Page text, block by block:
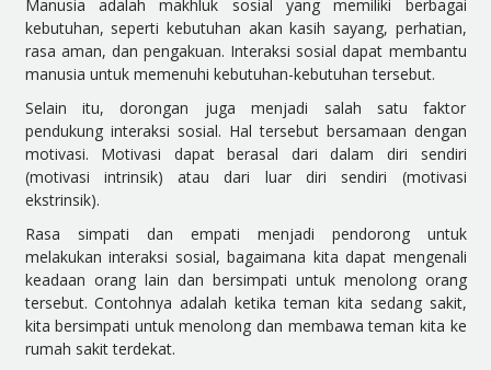
Manusia adalah makhluk sosial yang memiliki berbagai
kebutuhan, seperti kebutuhan akan kasih sayang, perhatian,
rasa aman, dan pengakuan. Interaksi sosial dapat membantu
manusia untuk memenuhi kebutuhan-kebutuhan tersebut.
Selain itu, dorongan juga menjadi salah satu faktor
pendukung interaksi sosial. Hal tersebut bersamaan dengan
motivasi. Motivasi dapat berasal dari dalam diri sendiri
(motivasi intrinsik) atau dari luar diri sendiri (motivasi
ekstrinsik).
Rasa simpati dan empati menjadi pendorong untuk
melakukan interaksi sosial, bagaimana kita dapat mengenali
keadaan orang lain dan bersimpati untuk menolong orang
tersebut. Contohnya adalah ketika teman kita sedang sakit,
kita bersimpati untuk menolong dan membawa teman kita ke
rumah sakit terdekat.